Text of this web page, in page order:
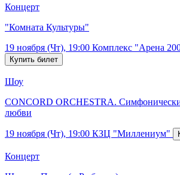
Концерт
"Комната Культуры"
19 ноября (Чт), 19:00 Комплекс "Арена
Шоу
CONCORD ORCHESTRA.
любви
19 ноября (Чт), 19:00 КЗЦ "Миллениум"
Концерт